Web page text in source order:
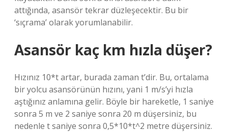
attığında, asansör tekrar düzleşecektir. Bu bir
‘sıçrama’ olarak yorumlanabilir.
Asansör kaç km hızla düşer?
Hızınız 10*t artar, burada zaman t’dir. Bu, ortalama
bir yolcu asansörünün hızını, yani 1 m/s’yi hızla
aştığınız anlamına gelir. Böyle bir hareketle, 1 saniye
sonra 5 m ve 2 saniye sonra 20 m düşersiniz, bu
nedenle t saniye sonra 0,5*10*t^2 metre düşersiniz.